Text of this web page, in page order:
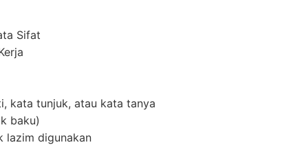
Sifat
kata tunjuk, atau kata tanya
baku)
lazim digunakan